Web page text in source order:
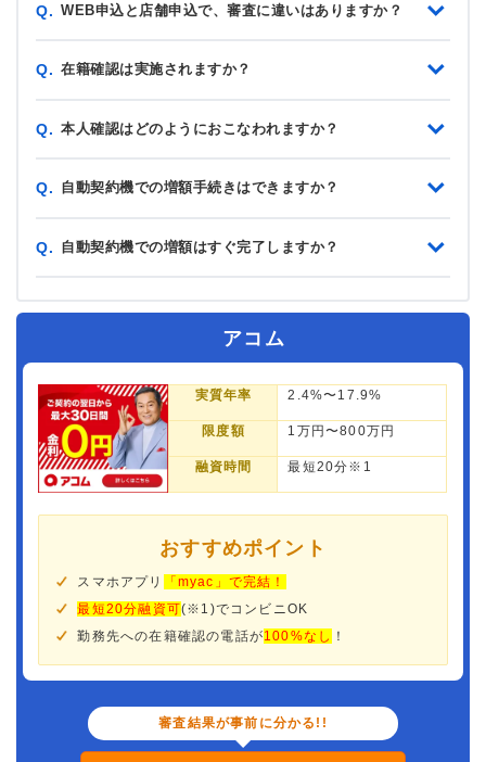
Q. WEB申込と店舗申込で、審査に違いはありますか？
Q. 在籍確認は実施されますか？
Q. 本人確認はどのようにおこなわれますか？
Q. 自動契約機での増額手続きはできますか？
Q. 自動契約機での増額はすぐ完了しますか？
アコム
実質年率 2.4%〜17.9%
限度額 1万円〜800万円
融資時間 最短20分※1
おすすめポイント
スマホアプリ
「myac」で完結！
最短20分融資可(※1)でコンビニOK
勤務先への在籍確認の電話が100%なし ！
審査結果が事前に分かる!!